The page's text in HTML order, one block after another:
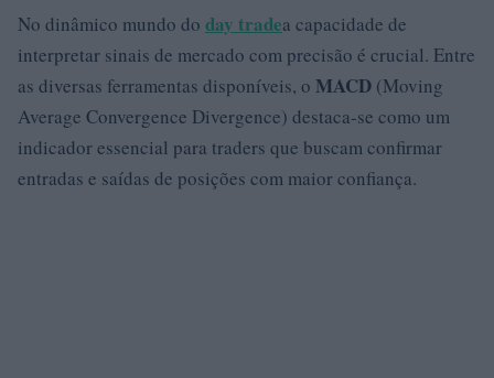
No dinâmico mundo do day tradea capacidade de
interpretar sinais de mercado com precisão é crucial. Entre
as diversas ferramentas disponíveis, o MACD (Moving
Average Convergence Divergence) destaca-se como um
indicador essencial para traders que buscam confirmar
entradas e saídas de posições com maior confiança.